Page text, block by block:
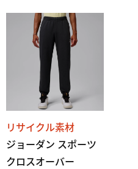
リサイクル素材
ジョーダン スポーツ
クロスオーバー